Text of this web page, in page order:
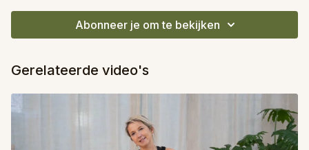
Abonneer je om te bekijken
Gerelateerde video's